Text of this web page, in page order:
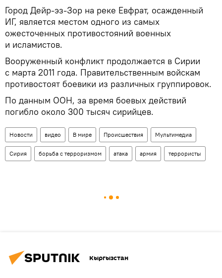
Город Дейр-эз-Зор на реке Евфрат, осажденный
ИГ, является местом одного из самых
ожесточенных противостояний военных
и исламистов.
Вооруженный конфликт продолжается в Сирии
с марта 2011 года. Правительственным войскам
противостоят боевики из различных группировок.
По данным ООН, за время боевых действий
погибло около 300 тысяч сирийцев.
Новости видео В мире Происшествия Мультимедиа
Сирия борьба с терроризмом атака армия террористы
Кыргызстан